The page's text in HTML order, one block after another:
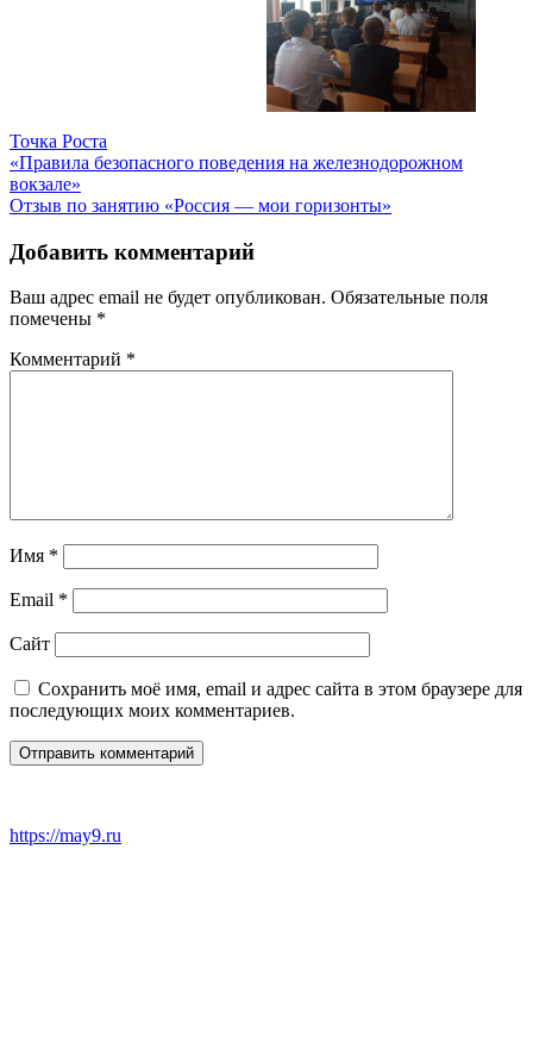
Точка Роста
Навигация
по
«Правила безопасного поведения на железнодорожном
вокзале»
Отзыв по занятию «Россия — мои горизонты»
Добавить комментарий
Ваш адрес email не будет опубликован. Обязательные поля
помечены *
Комментарий *
Имя *
Email *
Сайт
Сохранить моё имя, email и адрес сайта в этом браузере для
последующих моих комментариев.
https://may9.ru